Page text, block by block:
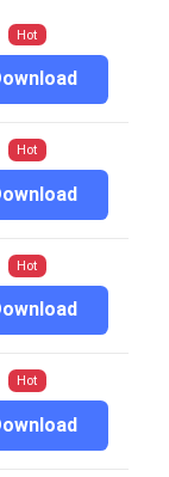
Hot
Hot
Hot
Hot